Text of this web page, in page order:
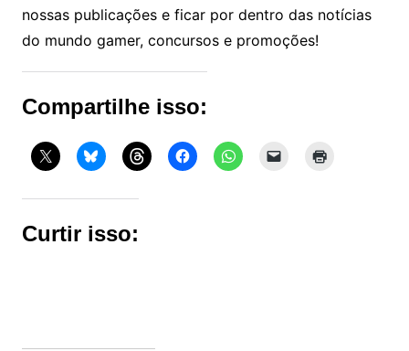
nossas publicações e ficar por dentro das notícias
do mundo gamer, concursos e promoções!
Compartilhe isso:
Curtir isso: